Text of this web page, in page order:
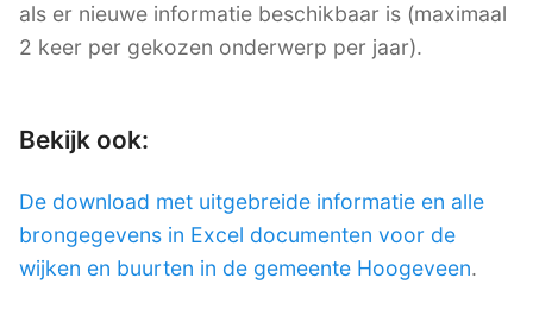
als er nieuwe informatie beschikbaar is (maximaal
2 keer per gekozen onderwerp per jaar).
Bekijk ook:
De download met uitgebreide informatie en alle
brongegevens in Excel documenten voor de
wijken en buurten in de gemeente Hoogeveen.